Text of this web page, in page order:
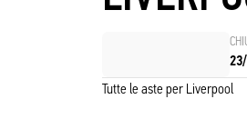
Tutte le aste per Liverpool